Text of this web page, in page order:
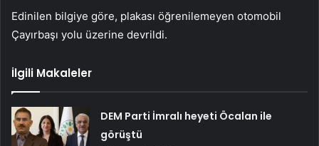
Edinilen bilgiye göre, plakası öğrenilemeyen otomobil
Çayırbaşı yolu üzerine devrildi.
İlgili Makaleler
DEM Parti İmralı heyeti Öcalan ile
görüştü